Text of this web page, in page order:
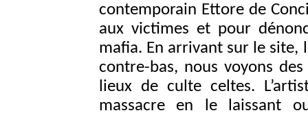
contemporain Ettore de
aux victimes et pour
mafia. En arrivant sur le
contre-bas, nous voyons
lieux de culte celtes.
massacre en le laissant